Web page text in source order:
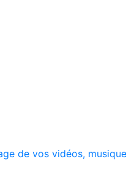
de vos vidéos,